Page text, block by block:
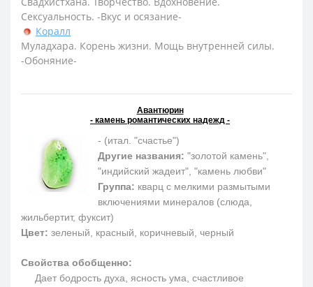
Сексуальность. -Вкус и осязание-
Коралл
Муладхара. Корень жизни. Мощь внутренней силы.
-Обоняние-
Авантюрин
- камень романтических надежд -
- (итал. "счастье")
Другие названия: "золотой камень",
"индийский жадеит", "камень любви"
Группа: кварц с мелкими размытыми
включениями минералов (слюда,
жильбертит, фуксит)
Цвет: зеленый, красный, коричневый, черный
Свойства обобщенно:
Дает бодрость духа, ясность ума, счастливое